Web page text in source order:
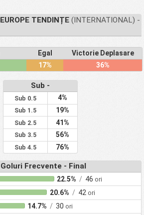
TENDINȚE(INTERNATIONAL) -
Egal
Victorie Deplasare
17% 36%
Sub -
Sub 0.5 4%
Sub 1.5 19%
Sub 2.5 41%
Sub 3.5 56%
Sub 4.5 76%
Frecvente - Final
22.5% / 46 ori
20.6% / 42 ori
14.7% / 30 ori